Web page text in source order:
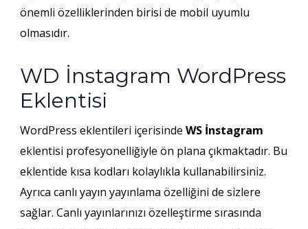
önemli özelliklerinden birisi de mobil uyumlu
olmasıdır.
WD İnstagram WordPress
Eklentisi
WordPress eklentileri içerisinde WS İnstagram
eklentisi profesyonelliğiyle ön plana çıkmaktadır. Bu
eklentide kısa kodları kolaylıkla kullanabilirsiniz.
Ayrıca canlı yayın yayınlama özelliğini de sizlere
sağlar. Canlı yayınlarınızı özelleştirme sırasında